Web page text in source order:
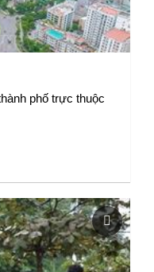
phố trực thuộc